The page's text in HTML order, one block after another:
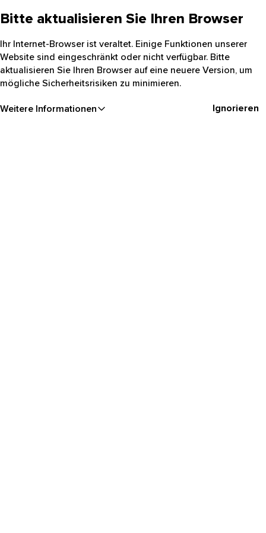
Bitte aktualisieren Sie Ihren Browser
Ihr Internet-Browser ist veraltet. Einige Funktionen unserer
Website sind eingeschränkt oder nicht verfügbar. Bitte
aktualisieren Sie Ihren Browser auf eine neuere Version, um
mögliche Sicherheitsrisiken zu minimieren.
Weitere Informationen Ignorieren